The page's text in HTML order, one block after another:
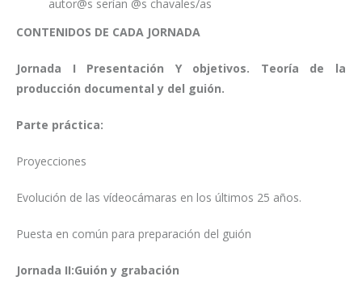
autor@s serían @s chavales/as
CONTENIDOS DE CADA JORNADA
Jornada I Presentación Y objetivos. Teoría de la
producción documental y del guión.
Parte práctica:
Proyecciones
Evolución de las vídeocámaras en los últimos 25 años.
Puesta en común para preparación del guión
Jornada II:Guión y grabación